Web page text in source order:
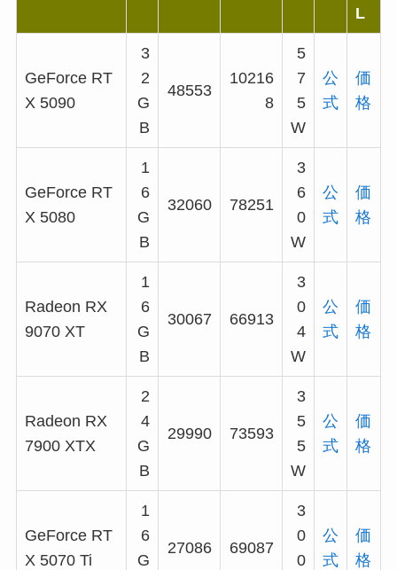
L
GeForce RT
X 5090
3
2
G
B
48553
10216
8
5
7
5
W
公
式
価
格
GeForce RT
X 5080
1
6
G
B
32060 78251
3
6
0
W
公
式
価
格
Radeon RX
9070 XT
1
6
G
B
30067 66913
3
0
4
W
公
式
価
格
Radeon RX
7900 XTX
2
4
G
B
29990 73593
3
5
5
W
公
式
価
格
GeForce RT
X 5070 Ti
1
6
G
27086 69087
3
0
0
公
式
価
格